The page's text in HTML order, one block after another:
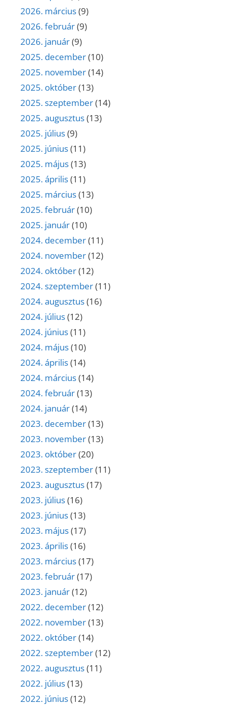
2026. március(9)
2026. február(9)
2026. január(9)
2025. december(10)
2025. november(14)
2025. október(13)
2025. szeptember(14)
2025. augusztus(13)
2025. július(9)
2025. június(11)
2025. május(13)
2025. április(11)
2025. március(13)
2025. február(10)
2025. január(10)
2024. december(11)
2024. november(12)
2024. október(12)
2024. szeptember(11)
2024. augusztus(16)
2024. július(12)
2024. június(11)
2024. május(10)
2024. április(14)
2024. március(14)
2024. február(13)
2024. január(14)
2023. december(13)
2023. november(13)
2023. október(20)
2023. szeptember(11)
2023. augusztus(17)
2023. július(16)
2023. június(13)
2023. május(17)
2023. április(16)
2023. március(17)
2023. február(17)
2023. január(12)
2022. december(12)
2022. november(13)
2022. október(14)
2022. szeptember(12)
2022. augusztus(11)
2022. július(13)
2022. június(12)